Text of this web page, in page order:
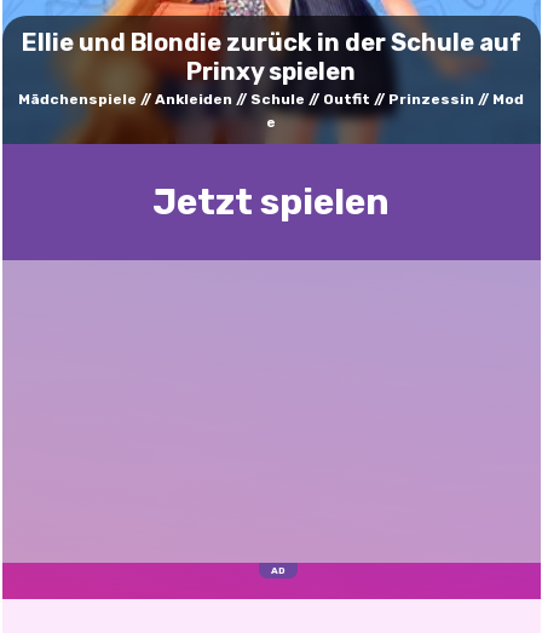
Ellie und Blondie zurück in der Schule auf
Prinxy spielen
Mädchenspiele Ankleiden Schule Outfit Prinzessin
Mod
e
Jetzt spielen